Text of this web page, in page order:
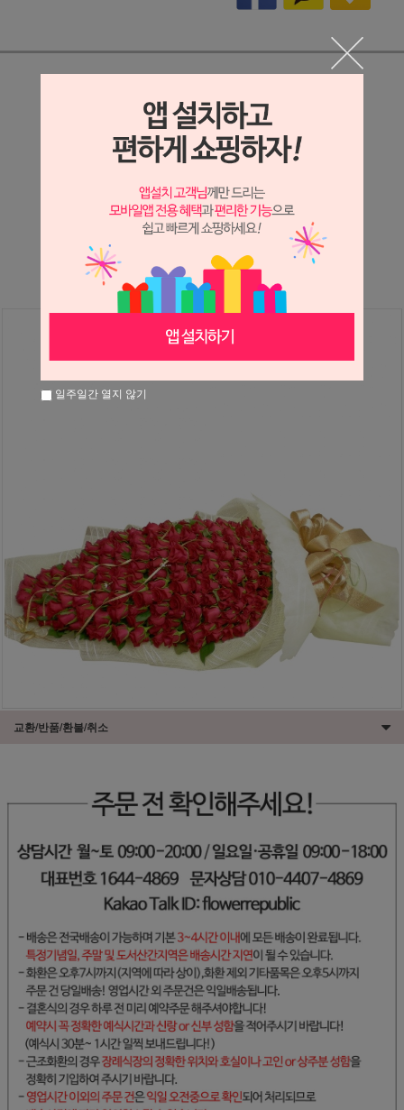
상세정보 새창 열기
상세 정보를 확대해 보실 수 있습니다.
※ 필독해주세요 ※
는 시세 변동에 따라 가격이 달라질 수 있으니
문의 후 주문 바랍니다.
교환/반품/환불/취소
일주일간 열지 않기